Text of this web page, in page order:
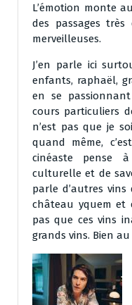
L’émotion monte
des passages
merveilleuses.
J’en parle ici
enfants, raphaël,
en se
cours particuliers
n’est pas que je
quand même,
cinéaste pense
culturelle et de
parle d’autres
château yquem et
pas que ces vins
grands vins. Bien